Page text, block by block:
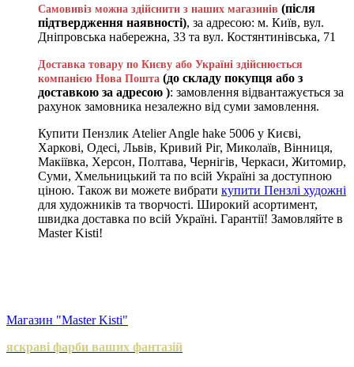
Самовивіз можна здійснити з наших магазинів (після
підтвердження наявності), за адресою: м. Київ, вул.
Дніпровська набережна, 33 та вул. Костянтинівська, 71
Доставка товару по Києву або Україні здійснюється
компанією Нова Пошта (до складу покупця або з
доставкою за адресою ): замовлення відвантажується за
рахунок замовника незалежно від суми замовлення.
Купити Пензлик Atelier Angle hake 5006 у Києві,
Харкові, Одесі, Львів, Кривий Ріг, Миколаїв, Вінниця,
Макіївка, Херсон, Полтава, Чернігів, Черкаси, Житомир,
Суми, Хмельницький та по всій Україні за доступною
ціною. Також ви можете вибрати купити Пензлі художні
для художників та творчості. Широкий асортимент,
швидка доставка по всій Україні. Гарантії! Замовляйте в
Master Kisti!
Магазин "Master Kisti"
яскраві фарби ваших фантазій